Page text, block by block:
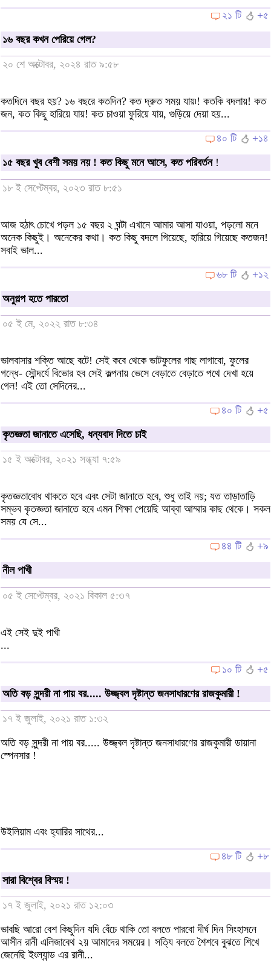
২১ টি
+৫
১৬ বছর কখন পেরিয়ে গেল?
২০ শে অক্টোবর, ২০২৪ রাত ৯:৫৮
কতদিনে বছর হয়? ১৬ বছরে কতদিন? কত দ্রুত সময় যায়৷! কতকি বদলায়! কত
জন, কত কিছু হারিয়ে যায়! কত চাওয়া ফুরিয়ে যায়, গুড়িয়ে দেয়া হয়...
৪০ টি
+১৪
১৫ বছর খুব বেশী সময় নয় ! কত কিছু মনে আসে, কত পরিবর্তন!
১৮ ই সেপ্টেম্বর, ২০২৩ রাত ৮:৫১
আজ হঠাৎ চোখে পড়ল ১৫ বছর ২ ঘন্টা এখানে আমার আসা যাওয়া, পড়লো মনে
অনেক কিছুই। অনেকের কথা। কত কিছু বদলে গিয়েছে, হারিয়ে গিয়েছে কতজন!
সবাই ভাল...
৬৮ টি
+১২
অনুগল্প হতে পারতো
০৫ ই মে, ২০২২ রাত ৮:৩৪
ভালবাসার শক্তি আছে বটে! সেই কবে থেকে ভাটফুলের গাছ লাগাবো, ফুলের
গন্ধে- সৌন্দর্যে বিভোর হব সেই কল্পনায় ভেসে বেড়াতে বেড়াতে পথে দেখা হয়ে
গেল! এই তো সেদিনের...
৪০ টি
+৫
কৃতজ্ঞতা জানাতে এসেছি, ধন্যবাদ দিতে চাই
১৫ ই অক্টোবর, ২০২১ সন্ধ্যা ৭:৫৯
কৃতজ্ঞতাবোধ থাকতে হবে এবং সেটা জানাতে হবে, শুধু তাই নয়; যত তাড়াতাড়ি
সম্ভব কৃতজ্ঞতা জানাতে হবে এমন শিক্ষা পেয়েছি আব্বা আম্মার কাছ থেকে। সকল
সময় যে সে...
৪৪ টি
+৯
নীল পাখী
০৫ ই সেপ্টেম্বর, ২০২১ বিকাল ৫:৩৭
এই সেই দুই পাখী
...
১০ টি
+৫
অতি বড় সুন্দরী না পায় বর..... উজ্জ্বল দৃষ্টান্ত জনসাধারণের রাজকুমারী !
১৭ ই জুলাই, ২০২১ রাত ১:৩২
অতি বড় সুন্দরী না পায় বর..... উজ্জ্বল দৃষ্টান্ত জনসাধারণের রাজকুমারী ডায়ানা
স্পেনসার !
উইলিয়াম এবং হ্যারির সাথের...
৪৮ টি
+৮
সারা বিশ্বের বিস্ময় !
১৭ ই জুলাই, ২০২১ রাত ১২:০৩
ভাবছি আরো বেশ কিছুদিন যদি বেঁচে থাকি তো বলতে পারবো দীর্ঘ দিন সিংহাসনে
আসীন রানী এলিজাবেথ ২য় আমাদের সময়ের। সত্যি বলতে শৈশবে বুঝতে শিখে
জেনেছি ইংল্যান্ড এর রানী...